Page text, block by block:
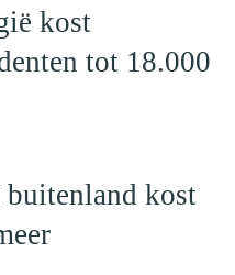
kost
tot 18.000
kost